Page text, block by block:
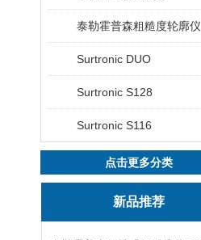
泰勒霍普森粗糙度轮廓仪
Surtronic DUO
Surtronic S128
Surtronic S116
点击更多分类
新品推荐